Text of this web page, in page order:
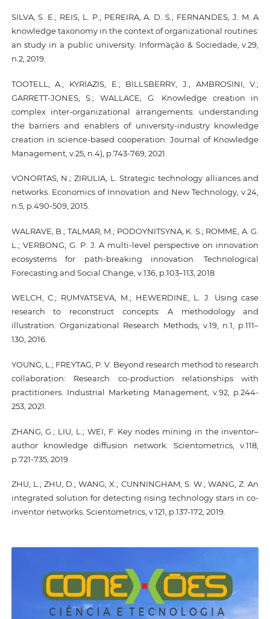
SILVA, S. E.; REIS, L. P.; PEREIRA, A. D. S.; FERNANDES, J. M. A
knowledge taxonomy in the context of organizational routines:
an study in a public university. Informação & Sociedade, v.29,
n.2, 2019.
TOOTELL, A.; KYRIAZIS, E.; BILLSBERRY, J., AMBROSINI, V.;
GARRETT-JONES, S.; WALLACE, G. Knowledge creation in
complex inter-organizational arrangements: understanding
the barriers and enablers of university-industry knowledge
creation in science-based cooperation. Journal of Knowledge
Management, v.25, n.4), p.743-769, 2021.
VONORTAS, N.; ZIRULIA, L. Strategic technology alliances and
networks. Economics of Innovation and New Technology, v.24,
n.5, p.490-509, 2015.
WALRAVE, B.; TALMAR, M.; PODOYNITSYNA, K. S.; ROMME, A. G.
L.; VERBONG, G. P. J. A multi-level perspective on innovation
ecosystems for path-breaking innovation. Technological
Forecasting and Social Change, v.136, p.103–113, 2018
WELCH, C.; RUMYATSEVA, M.; HEWERDINE, L. J. Using case
research to reconstruct concepts: A methodology and
illustration. Organizational Research Methods, v.19, n.1, p.111–
130, 2016.
YOUNG, L.; FREYTAG, P. V. Beyond research method to research
collaboration: Research co-production relationships with
practitioners. Industrial Marketing Management, v.92, p.244-
253, 2021.
ZHANG, G.; LIU, L.; WEI, F. Key nodes mining in the inventor–
author knowledge diffusion network. Scientometrics, v.118,
p.721-735, 2019.
ZHU, L.; ZHU, D.; WANG, X.; CUNNINGHAM, S. W.; WANG, Z. An
integrated solution for detecting rising technology stars in co-
inventor networks. Scientometrics, v.121, p.137-172, 2019.